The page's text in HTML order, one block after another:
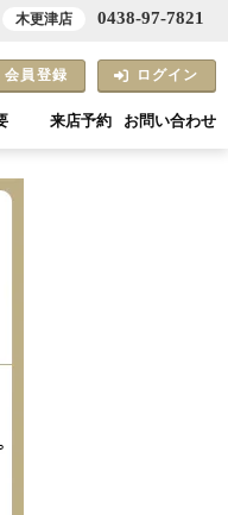
会員登録 ログイン
来店予約 お問い合わせ
木更津店 0438-97-7821